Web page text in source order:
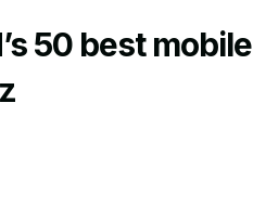
50 best mobile